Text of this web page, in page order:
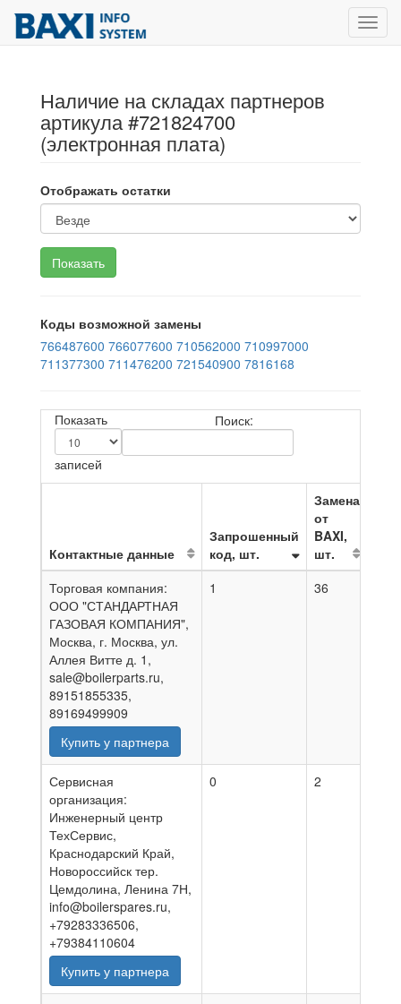
Наличие на складах партнеров
артикула #721824700
(электронная плата)
Отображать остатки
Коды возможной замены
766487600 766077600 710562000 710997000
711377300 711476200 721540900 7816168
Показать
записей
Поиск:
Контактные данные
Запрошенный
код, шт.
Замена
от
BAXI,
шт.
Торговая компания:
ООО "СТАНДАРТНАЯ
ГАЗОВАЯ КОМПАНИЯ",
Москва, г. Москва, ул.
Аллея Витте д. 1,
sale@boilerparts.ru,
89151855335,
89169499909
Купить у партнера
1 36
Сервисная
организация:
Инженерный центр
ТехСервис,
Краснодарский Край,
Новороссийск тер.
Цемдолина, Ленина 7Н,
info@boilerspares.ru,
+79283336506,
+79384110604
Купить у партнера
0 2